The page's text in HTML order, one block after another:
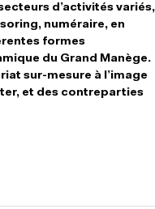
d’activités variés,
numéraire, en
formes
du Grand Manège.
sur-mesure à l’image
et des contreparties